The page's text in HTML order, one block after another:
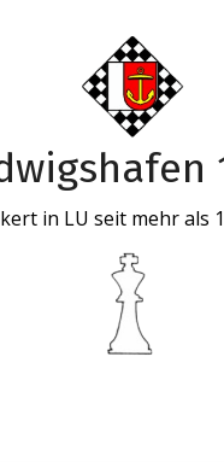
in LU seit mehr als